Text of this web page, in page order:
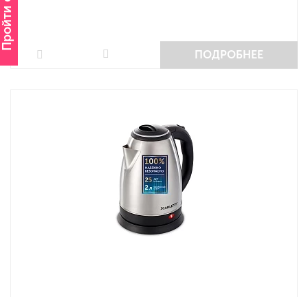
ПОДРОБНЕЕ